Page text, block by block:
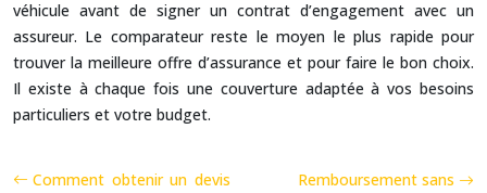
véhicule avant de signer un contrat d’engagement avec un
assureur. Le comparateur reste le moyen le plus rapide pour
trouver la meilleure offre d’assurance et pour faire le bon choix.
Il existe à chaque fois une couverture adaptée à vos besoins
particuliers et votre budget.
Comment obtenir un devis
Remboursement sans